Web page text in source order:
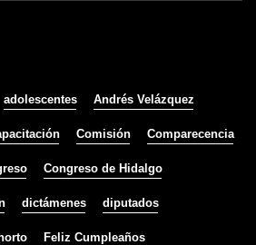
adolescentes Andrés Velázquez
Comisión Comparecencia
Congreso de Hidalgo
dictámenes diputados
Feliz Cumpleaños